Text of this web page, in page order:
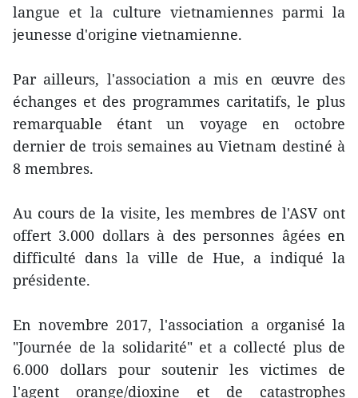
langue et la culture vietnamiennes parmi la
jeunesse d'origine vietnamienne.
Par ailleurs, l'association a mis en œuvre des
échanges et des programmes caritatifs, le plus
remarquable étant un voyage en octobre
dernier de trois semaines au Vietnam destiné à
8 membres.
Au cours de la visite, les membres de l'ASV ont
offert 3.000 dollars à des personnes âgées en
difficulté dans la ville de Hue, a indiqué la
présidente.
En novembre 2017, l'association a organisé la
"Journée de la solidarité" et a collecté plus de
6.000 dollars pour soutenir les victimes de
l'agent orange/dioxine et de catastrophes